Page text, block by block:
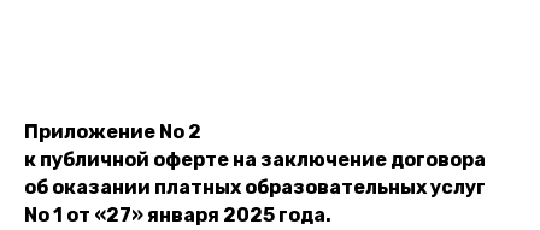
Приложение No 2
к публичной оферте на заключение договора
об оказании платных образовательных услуг
No 1 от «27» января 2025 года.